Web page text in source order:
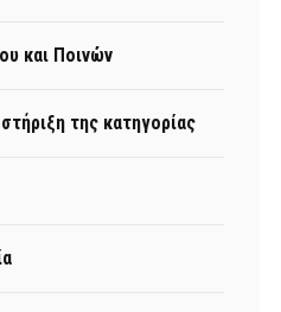
και Ποινών
της κατηγορίας